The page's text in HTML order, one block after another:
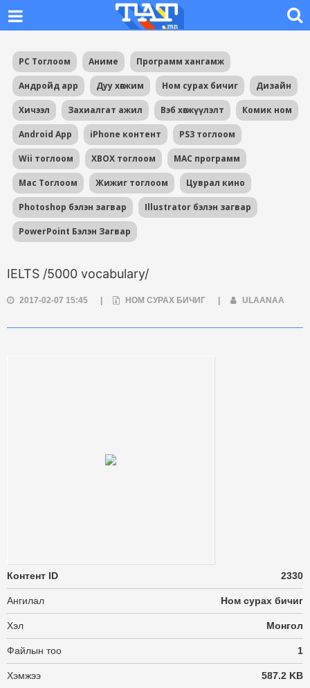
PC Тоглоом Аниме Программ хангамж
Андройд app Дуу хөгжим Ном сурах бичиг Дизайн
Хичээл Захиалгат ажил Вэб хөгжүүлэлт Комик ном
Android App iPhone контент PS3 тоглоом
Wii тоглоом XBOX тоглоом MAC программ
Mac Тоглоом Жижиг тоглоом Цуврал кино
Photoshop бэлэн загвар Illustrator бэлэн загвар
PowerPoint Бэлэн Загвар
IELTS /5000 vocabulary/
2017-02-07 15:45 НОМ СУРАХ БИЧИГ ULAANAA
Контент ID 2330
Ангилал Ном сурах бичиг
Хэл Монгол
Файлын тоо 1
Хэмжээ 587.2 KB